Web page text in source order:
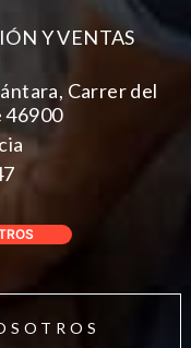
Y VENTAS
Carrer del
46900